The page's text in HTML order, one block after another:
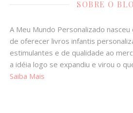
SOBRE O
A Meu Mundo Personalizado
de oferecer livros infantis
estimulantes e de qualidade ao
a idéia logo se expandiu e virou o
Saiba Mais